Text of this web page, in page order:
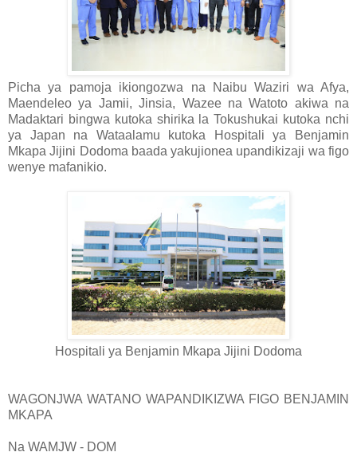
Picha ya pamoja ikiongozwa na Naibu Waziri wa Afya,
Maendeleo ya Jamii, Jinsia, Wazee na Watoto akiwa na
Madaktari bingwa kutoka shirika la Tokushukai kutoka nchi
ya Japan na Wataalamu kutoka Hospitali ya Benjamin
Mkapa Jijini Dodoma baada yakujionea upandikizaji wa figo
wenye mafanikio.
Hospitali ya Benjamin Mkapa Jijini Dodoma
WAGONJWA WATANO WAPANDIKIZWA FIGO BENJAMIN
MKAPA
Na WAMJW - DOM